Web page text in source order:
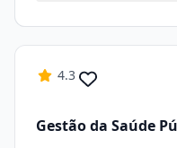
4.3
Gestão da Saúde